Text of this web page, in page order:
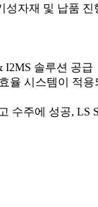
성자재 및 납품 진
I2MS 솔루션 공급
율 시스템이 적
수주에 성공, LS